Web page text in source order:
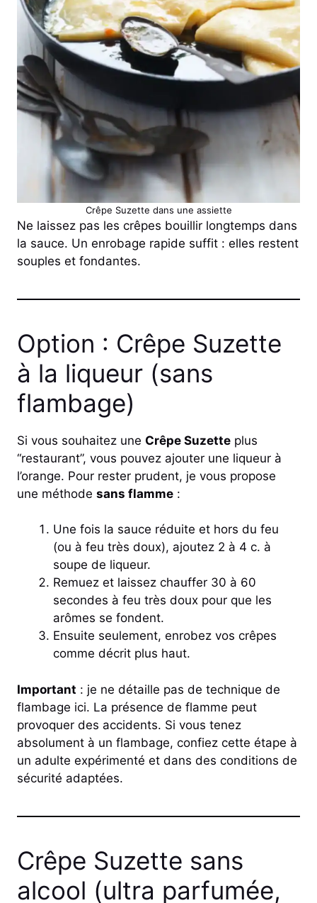
Crêpe Suzette dans une assiette
Ne laissez pas les crêpes bouillir longtemps dans
la sauce. Un enrobage rapide suffit : elles restent
souples et fondantes.
Option : Crêpe Suzette
à la liqueur (sans
flambage)
Si vous souhaitez une Crêpe Suzette plus
“restaurant”, vous pouvez ajouter une liqueur à
l’orange. Pour rester prudent, je vous propose
une méthode sans flamme :
Une fois la sauce réduite et hors du feu
(ou à feu très doux), ajoutez 2 à 4 c. à
soupe de liqueur.
Remuez et laissez chauffer 30 à 60
secondes à feu très doux pour que les
arômes se fondent.
Ensuite seulement, enrobez vos crêpes
comme décrit plus haut.
Important : je ne détaille pas de technique de
flambage ici. La présence de flamme peut
provoquer des accidents. Si vous tenez
absolument à un flambage, confiez cette étape à
un adulte expérimenté et dans des conditions de
sécurité adaptées.
Crêpe Suzette sans
alcool (ultra parfumée,